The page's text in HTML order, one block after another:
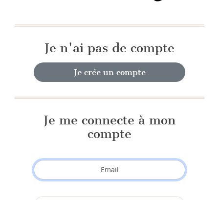
Je n'ai pas de compte
Je crée un compte
Je me connecte à mon
compte